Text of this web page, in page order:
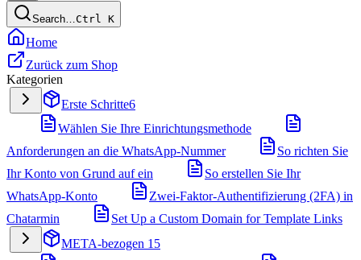
Search…Ctrl K
Home
Zurück zum Shop
Kategorien
Erste Schritte6
Wählen Sie Ihre Einrichtungsmethode
Anforderungen an die WhatsApp-Nummer
So richten Sie
Ihr Konto von Grund auf ein
So erstellen Sie Ihr
WhatsApp-Konto
Zwei-Faktor-Authentifizierung (2FA) in
Chatarmin
Set Up a Custom Domain for Template Links
META-bezogen 15